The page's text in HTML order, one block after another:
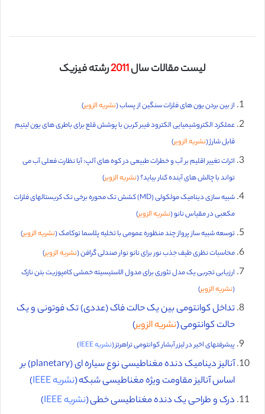
لیست مقالات سال2011رشته فیزیک
از بین بردن یون های فلزات سنگین از پساب (نشریه الزویر)
عملکرد الکتروشیمیایی الکترود فیبر کربن با پوشش قلع برای باطری های یون لیتیم
قابل شارژ (نشریه الزویر)
اثرات تغییر اقلیم بر آب و خطرات طبیعی در کوه های آلپ: آیا نظارت فعلی آب می
تواند با چالش های آینده کنار بیاید؟ (نشریه الزویر)
شبیه سازی دینامیک مولکولی (MD) کشش تک محوره برخی تک کریستالهای فلزات
مکعبی در مقیاس نانو (نشریه الزویر)
توسعه شبیه ساز پرواز چند منظوره عمومی با تخلیه پلاسما توکامک (نشریه الزویر)
محاسبات نظری طیف جذب نور برای نانو نوار صندلی گرافن (نشریه الزویر)
ارزیابی تجربی یک مدل تئوری برای مدول الاستیسیته خمشی کامپوزیت بتن نازک
(نشریه الزویر)
تداخل کوانتومی بین یک حالت فاک (عددی) تک فوتونی و یک
حالت کوانتومی (نشریه الزویر)
پیشرفتهای اخیر در لیزر آبشار کوانتومی تراهرتز (نشریه IEEE )
آنالیز دینامیک دنده مغناطیسی نوع سیاره ای (planetary) بر
اساس آنالیز مقاومت ویژه مغناطیسی شبکه (نشریه IEEE
)
درک و طراحی یک دنده مغناطیسی خطی (نشریه IEEE )